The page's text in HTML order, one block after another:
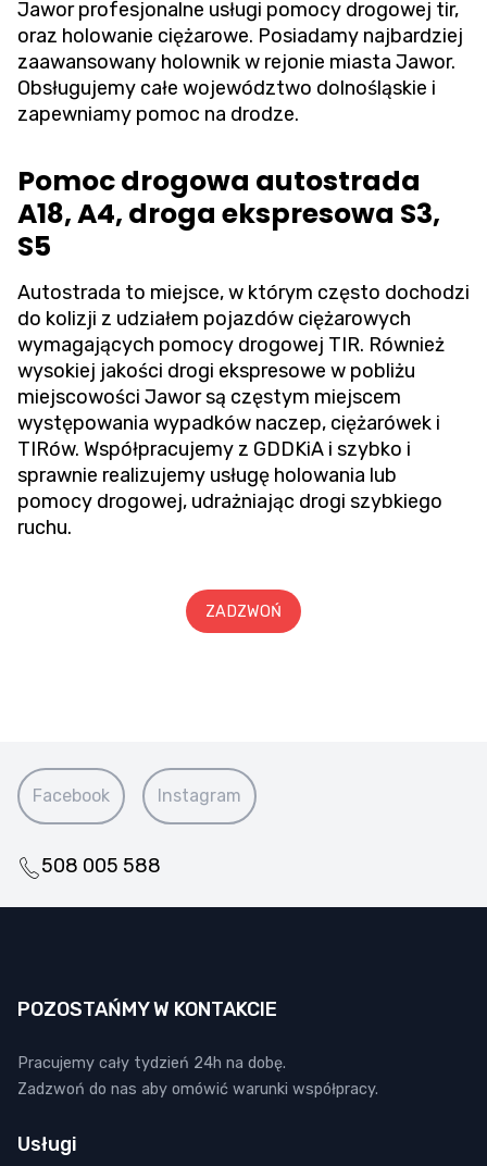
Jawor profesjonalne usługi pomocy drogowej tir,
oraz holowanie ciężarowe. Posiadamy najbardziej
zaawansowany holownik w rejonie miasta Jawor.
Obsługujemy całe województwo dolnośląskie i
zapewniamy pomoc na drodze.
Pomoc drogowa autostrada
A18, A4, droga ekspresowa S3,
S5
Autostrada to miejsce, w którym często dochodzi
do kolizji z udziałem pojazdów ciężarowych
wymagających pomocy drogowej TIR. Również
wysokiej jakości drogi ekspresowe w pobliżu
miejscowości Jawor są częstym miejscem
występowania wypadków naczep, ciężarówek i
TIRów. Współpracujemy z GDDKiA i szybko i
sprawnie realizujemy usługę holowania lub
pomocy drogowej, udrażniając drogi szybkiego
ruchu.
ZADZWOŃ
Facebook Instagram
508 005 588
POZOSTAŃMY W KONTAKCIE
Pracujemy cały tydzień 24h na dobę.
Zadzwoń do nas aby omówić warunki współpracy.
Usługi